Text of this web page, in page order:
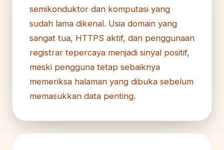
semikonduktor dan komputasi yang
sudah lama dikenal. Usia domain yang
sangat tua, HTTPS aktif, dan penggunaan
registrar tepercaya menjadi sinyal positif,
meski pengguna tetap sebaiknya
memeriksa halaman yang dibuka sebelum
memasukkan data penting.